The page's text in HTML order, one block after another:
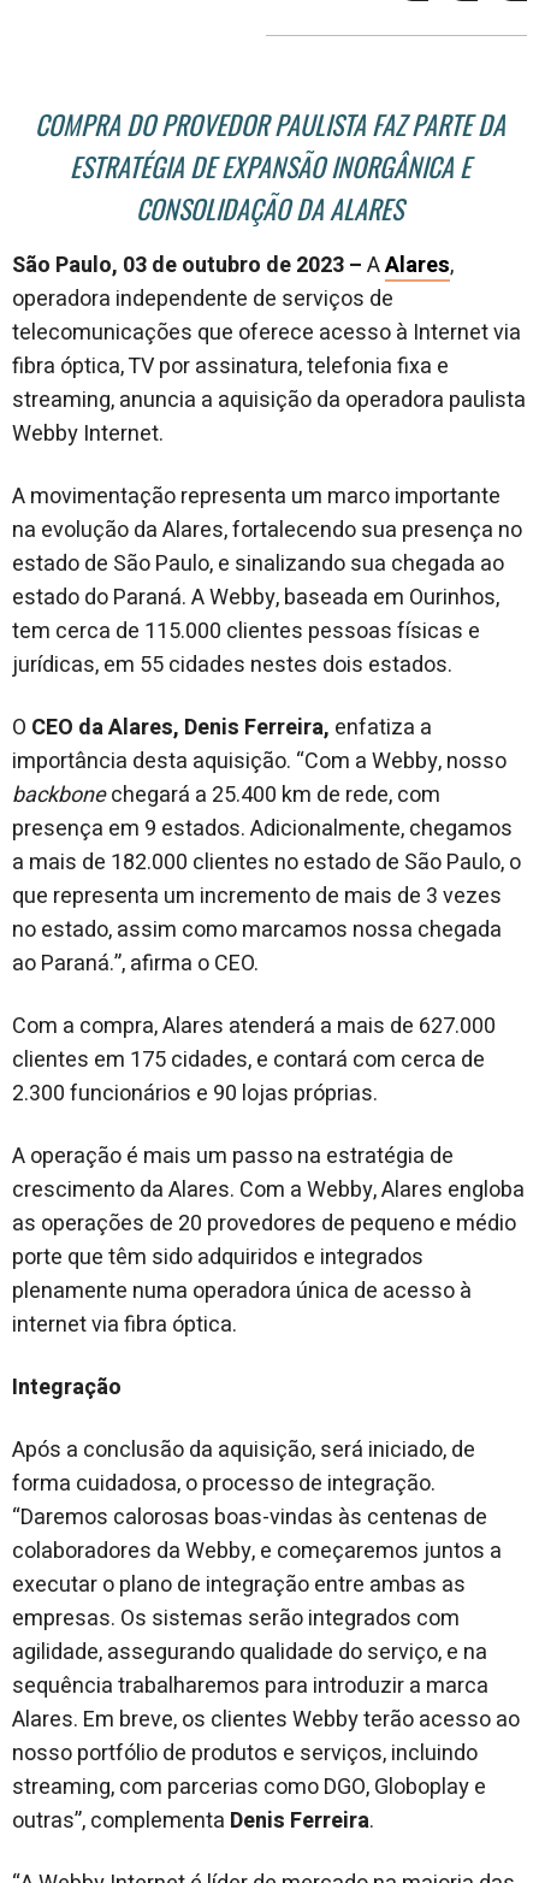
no no
COMPRA DO PROVEDOR PAULISTA FAZ PARTE DA
ESTRATÉGIA DE EXPANSÃO INORGÂNICA E
CONSOLIDAÇÃO DA ALARES
São Paulo, 03 de outubro de 2023 –AAlares,
operadora independente de serviços de
telecomunicações que oferece acesso à Internet via
fibra óptica, TV por assinatura, telefonia fixa e
streaming, anuncia a aquisição da operadora paulista
Webby Internet.
A movimentação representa um marco importante
na evolução da Alares, fortalecendo sua presença no
estado de São Paulo, e sinalizando sua chegada ao
estado do Paraná. A Webby, baseada em Ourinhos,
tem cerca de 115.000 clientes pessoas físicas e
jurídicas, em 55 cidades nestes dois estados.
O CEO da Alares, Denis Ferreira, enfatiza a
importância desta aquisição. “Com a Webby, nosso
backbonechegará a 25.400 km de rede, com
presença em 9 estados. Adicionalmente, chegamos
a mais de 182.000 clientes no estado de São Paulo, o
que representa um incremento de mais de 3 vezes
no estado, assim como marcamos nossa chegada
ao Paraná.”, afirma o CEO.
Com a compra, Alares atenderá a mais de 627.000
clientes em 175 cidades, e contará com cerca de
2.300 funcionários e 90 lojas próprias.
A operação é mais um passo na estratégia de
crescimento da Alares. Com a Webby, Alares engloba
as operações de 20 provedores de pequeno e médio
porte que têm sido adquiridos e integrados
plenamente numa operadora única de acesso à
internet via fibra óptica.
Integração
Após a conclusão da aquisição, será iniciado, de
forma cuidadosa, o processo de integração.
“Daremos calorosas boas-vindas às centenas de
colaboradores da Webby, e começaremos juntos a
executar o plano de integração entre ambas as
empresas. Os sistemas serão integrados com
agilidade, assegurando qualidade do serviço, e na
sequência trabalharemos para introduzir a marca
Alares. Em breve, os clientes Webby terão acesso ao
nosso portfólio de produtos e serviços, incluindo
streaming, com parcerias como DGO, Globoplay e
outras”, complementa Denis Ferreira.